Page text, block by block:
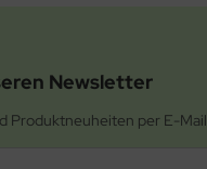
Newsletter
Produktneuheiten per E-Mail